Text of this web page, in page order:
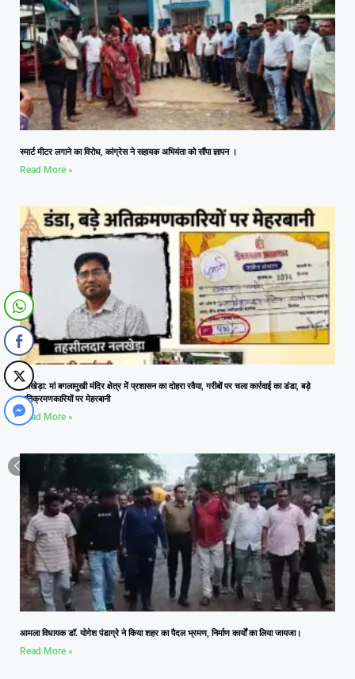
स्मार्ट मीटर लगाने का विरोध, कांग्रेस ने सहायक अभियंता को सौंपा ज्ञापन ।
Read More »
नलखेड़ा: मां बगलामुखी मंदिर क्षेत्र में प्रशासन का दोहरा रवैया, गरीबों पर चला कार्रवाई का डंडा, बड़े
अतिक्रमणकारियों पर मेहरबानी
Read More »
आमला विधायक डॉ. योगेश पंडाग्रे ने किया शहर का पैदल भ्रमण, निर्माण कार्यों का लिया जायजा।
Read More »